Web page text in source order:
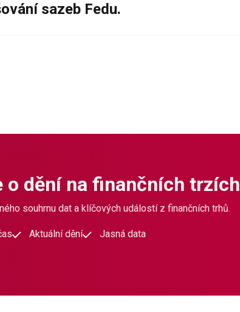
sazeb Fedu.
o dění na finančních trzích
souhrnu dat a klíčových událostí z finančních trhů.
Aktuální dění Jasná data